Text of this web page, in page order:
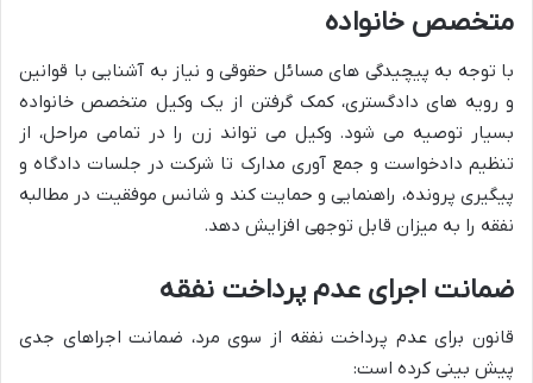
متخصص خانواده
با توجه به پیچیدگی های مسائل حقوقی و نیاز به آشنایی با قوانین
و رویه های دادگستری، کمک گرفتن از یک وکیل متخصص خانواده
بسیار توصیه می شود. وکیل می تواند زن را در تمامی مراحل، از
تنظیم دادخواست و جمع آوری مدارک تا شرکت در جلسات دادگاه و
پیگیری پرونده، راهنمایی و حمایت کند و شانس موفقیت در مطالبه
نفقه را به میزان قابل توجهی افزایش دهد.
ضمانت اجرای عدم پرداخت نفقه
قانون برای عدم پرداخت نفقه از سوی مرد، ضمانت اجراهای جدی
پیش بینی کرده است: